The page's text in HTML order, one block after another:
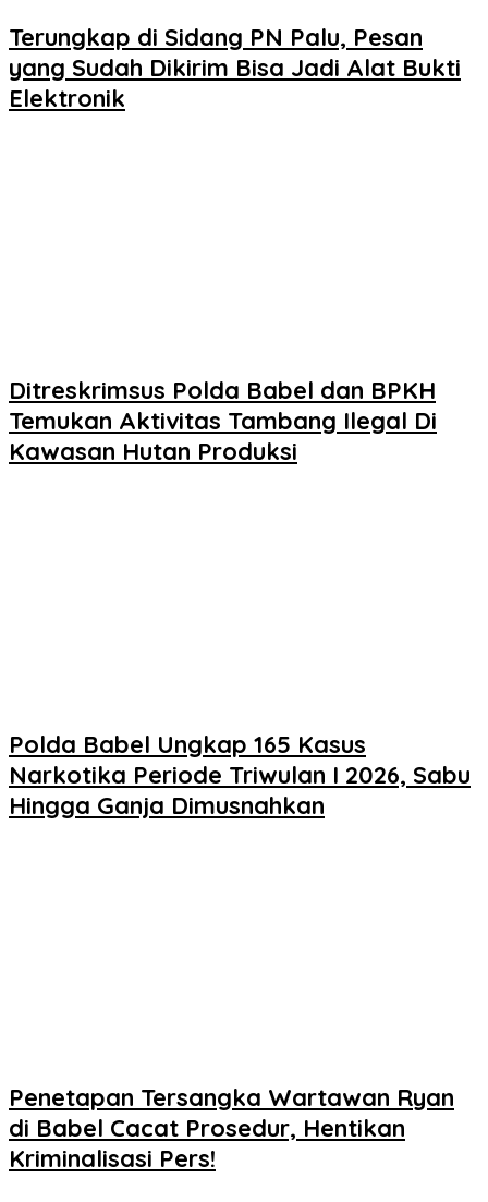
Terungkap di Sidang PN Palu, Pesan
yang Sudah Dikirim Bisa Jadi Alat Bukti
Elektronik
Ditreskrimsus Polda Babel dan BPKH
Temukan Aktivitas Tambang Ilegal Di
Kawasan Hutan Produksi
Polda Babel Ungkap 165 Kasus
Narkotika Periode Triwulan I 2026, Sabu
Hingga Ganja Dimusnahkan
Penetapan Tersangka Wartawan Ryan
di Babel Cacat Prosedur, Hentikan
Kriminalisasi Pers!